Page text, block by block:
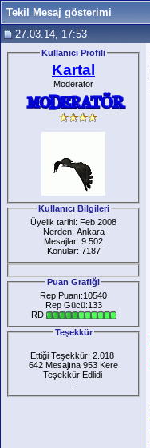
Tekil Mesaj gösterimi
27.03.14, 17:53
Kullanıcı Profili
Kartal
Moderator
Kullanıcı Bilgileri
Üyelik tarihi: Feb 2008
Nerden: Ankara
Mesajlar: 9.502
Konular: 7187
Puan Grafiği
Rep Puanı:10540
Rep Gücü:133
RD:
Teşekkür
Ettiği Teşekkür: 2.018
642 Mesajına 953 Kere
Teşekkür Edlidi
: